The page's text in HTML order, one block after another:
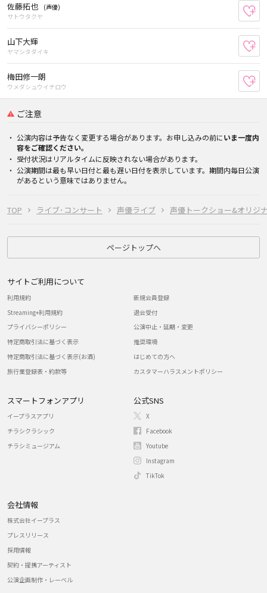
TOP ライブ･コンサート 声優ライブ 声優トークショー&オリジ
佐藤拓也
(声優)
サトウタクヤ
山下大輝
ヤマシタダイキ
梅田修一朗
ウメダシュウイチロウ
ご注意
公演内容は予告なく変更する場合があります。お申し込みの前にいま一度内
容をご確認ください。
受付状況はリアルタイムに反映されない場合があります。
公演期間は最も早い日付と最も遅い日付を表示しています。期間内毎日公演
があるという意味ではありません。
ページトップへ
サイトご利用について
利用規約
Streaming+利用規約
プライバシーポリシー
特定商取引法に基づく表示
特定商取引法に基づく表示(お酒)
旅行業登録表・約款等
新規会員登録
退会受付
公演中止・延期・変更
推奨環境
はじめての方へ
カスタマーハラスメントポリシー
スマートフォンアプリ
イープラスアプリ
チラシクラシック
チラシミュージアム
公式SNS
X
Facebook
Youtube
Instagram
TikTok
会社情報
株式会社イープラス
プレスリリース
採用情報
契約・提携アーティスト
公演企画制作・レーベル